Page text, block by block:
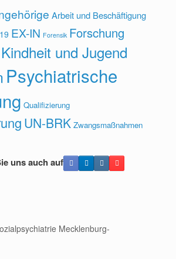
Arbeit und Beschäftigung
EX-IN Forensik Forschung
Kindheit und Jugend
Psychiatrische
Qualifizierung
UN-BRK Zwangsmaßnahmen
uns auch auf
Mecklenburg-